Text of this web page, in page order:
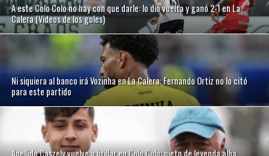
A este Colo Colo no hay con que darle: lo dio vuelta y ganó 2-1 en La
Calera (Videos de los goles)
Ni siquiera al banco irá Vozinha en La Calera: Fernando Ortiz no lo citó
para este partido